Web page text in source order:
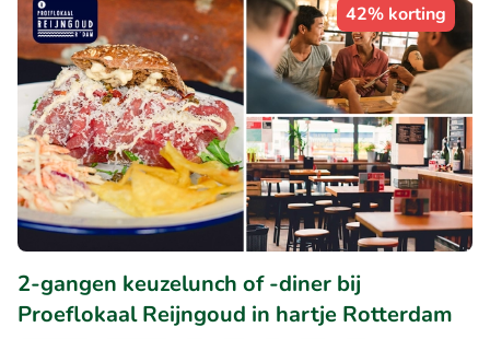
42% korting
2-gangen keuzelunch of -diner bij
Proeflokaal Reijngoud in hartje Rotterdam